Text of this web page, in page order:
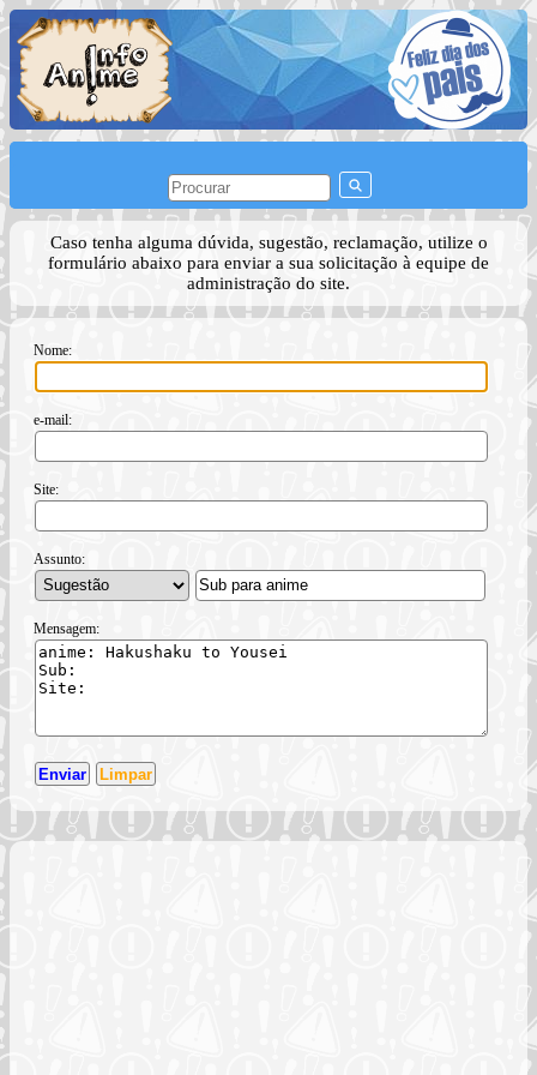
Caso tenha alguma dúvida, sugestão, reclamação, utilize o
formulário abaixo para enviar a sua solicitação à equipe de
administração do site.
Nome:
e-mail:
Site:
Assunto:
Mensagem: